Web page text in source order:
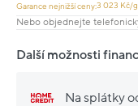
Garance nejnižší ceny:3 023 Kč/g
Nebo objednejte
Další možnosti
Na splátky